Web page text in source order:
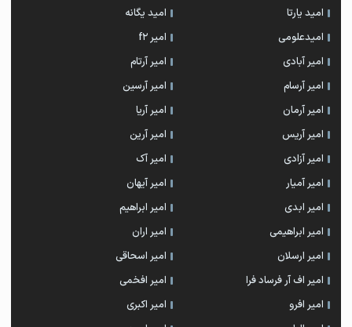
امید یارتا
امید یگانه
امیدعلومی
امیر f2
امیر آبادی
امیر آرتام
امیر آرسام
امیر آرسین
امیر آرمان
امیر آریا
امیر آریس
امیر آرین
امیر آزادی
امیر آک
امیر آمیار
امیر آیهان
امیر ابدی
امیر ابراهیم
امیر ابراهیمی
امیر اران
امیر ارسلان
امیر اسحاقی
امیر اف آر فرساد فرا
امیر افخمی
امیر افرو
امیر اکبری